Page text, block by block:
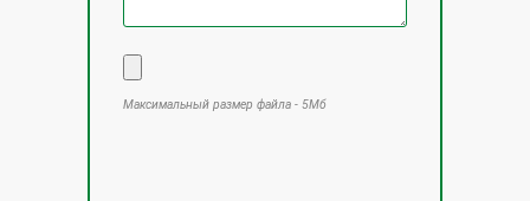
Максимальный размер файла - 5Мб